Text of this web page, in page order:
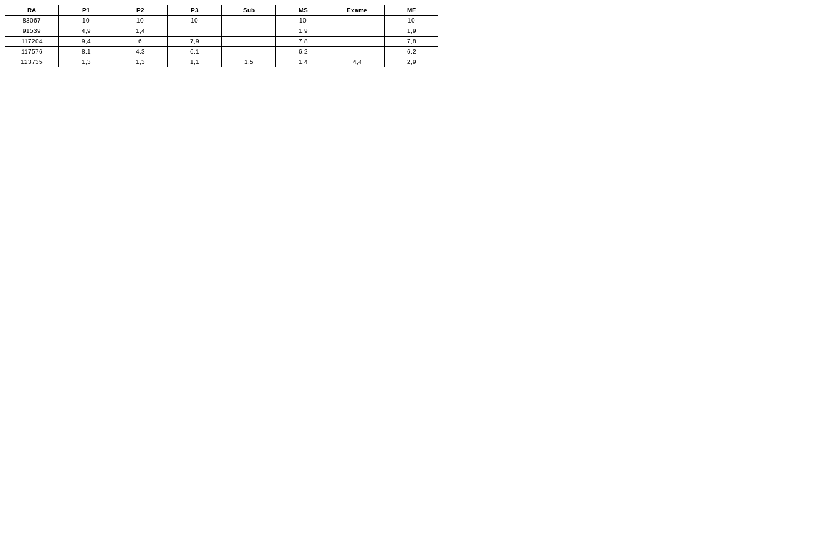
RA P1 P2 P3 Sub MS Exame
MF
83067
10 10 10 10
10
91539
4,9 1,4 1,9
1,9
117204
9,4 6 7,9 7,8
7,8
117576
8,1 4,3 6,1 6,2
6,2
123735
1,3 1,3 1,1 1,5 1,4 4,4 2,9